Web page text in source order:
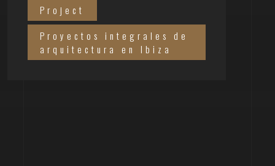
Project
Proyectos integrales de
arquitectura en Ibiza